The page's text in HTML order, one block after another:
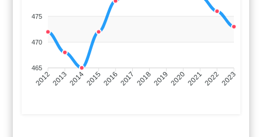
475
470
465
201220132014201520162017 20182019 2020202120222023